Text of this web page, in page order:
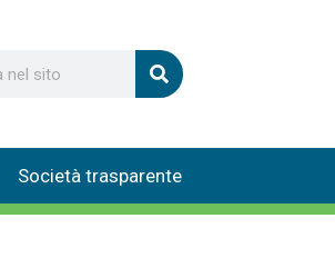
Società trasparente